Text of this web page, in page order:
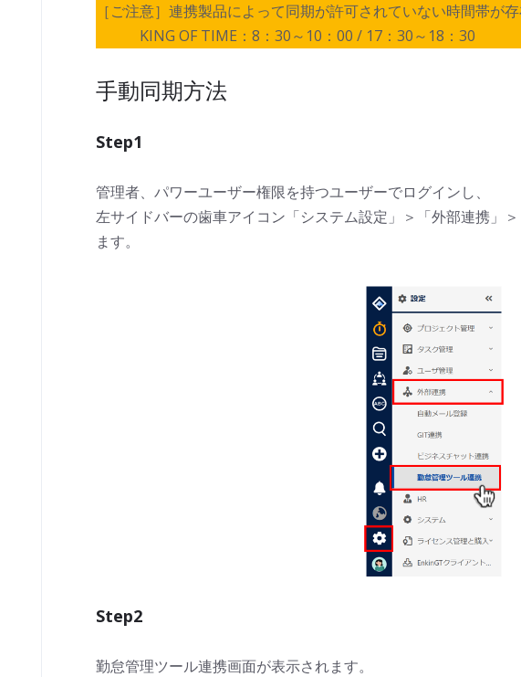
［ご注意］連携製品によって同期が許可されていない時間帯が存
KING OF TIME：8：30～10：00 / 17：30～18：30
手動同期方法
Step1
管理者、パワーユーザー権限を持つユーザーでログインし、
左サイドバーの歯車アイコン「システム設定」＞「外部連携」
ます。
Step2
勤怠管理ツール連携画面が表示されます。